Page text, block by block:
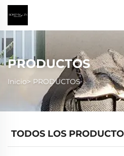
PRODUCTOS
Inicio> PRODUCTOS
TODOS LOS